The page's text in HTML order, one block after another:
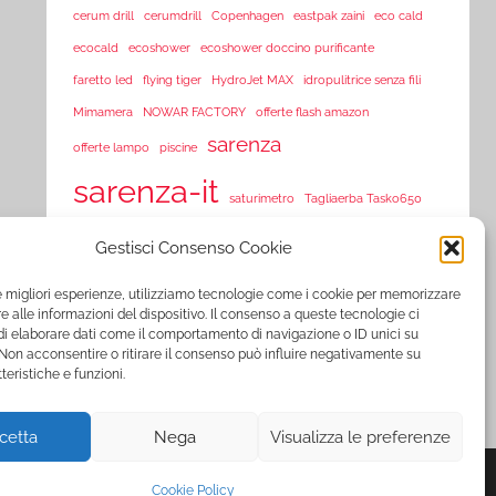
Gestisci Consenso Cookie
migliori esperienze, utilizziamo tecnologie come i cookie per memorizzare
alle informazioni del dispositivo. Il consenso a queste tecnologie ci
elaborare dati come il comportamento di navigazione o ID unici su
acconsentire o ritirare il consenso può influire negativamente su
e funzioni.
Nega Visualizza le preferenze
Cookie Policy
cerum drill cerumdrill Copenhagen eastpak zaini eco cald
ecocald ecoshower ecoshower doccino purificante
faretto led flying tiger HydroJet MAX idropulitrice senza fili
Mimamera NOWAR FACTORY offerte flash amazon
offerte lampo piscine sarenza
sarenza-it saturimetro Tagliaerba Tasko650
www.sarenza.it www.vente-privee.com
www.vente-privee.it xl-s medical YNOT zooplus ZSonic